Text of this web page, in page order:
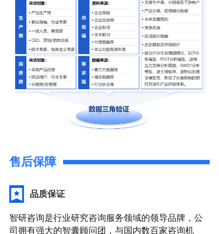
售后保障
品质保证
智研咨询是行业研究咨询服务领域的领导品牌，公
司拥有强大的智囊顾问团，与国内数百家咨询机